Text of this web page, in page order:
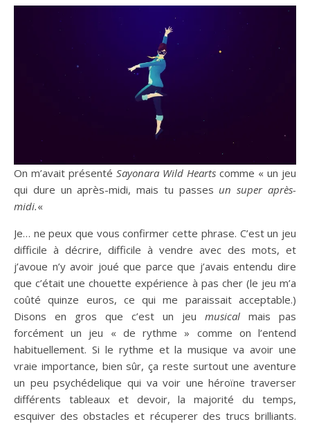
On m’avait présenté Sayonara Wild Hearts comme « un jeu
qui dure un après-midi, mais tu passes un super après-
midi.«
Je… ne peux que vous confirmer cette phrase. C’est un jeu
difficile à décrire, difficile à vendre avec des mots, et
j’avoue n’y avoir joué que parce que j’avais entendu dire
que c’était une chouette expérience à pas cher (le jeu m’a
coûté quinze euros, ce qui me paraissait acceptable.)
Disons en gros que c’est un jeu musical mais pas
forcément un jeu « de rythme » comme on l’entend
habituellement. Si le rythme et la musique va avoir une
vraie importance, bien sûr, ça reste surtout une aventure
un peu psychédelique qui va voir une héroïne traverser
différents tableaux et devoir, la majorité du temps,
esquiver des obstacles et récuperer des trucs brilliants.